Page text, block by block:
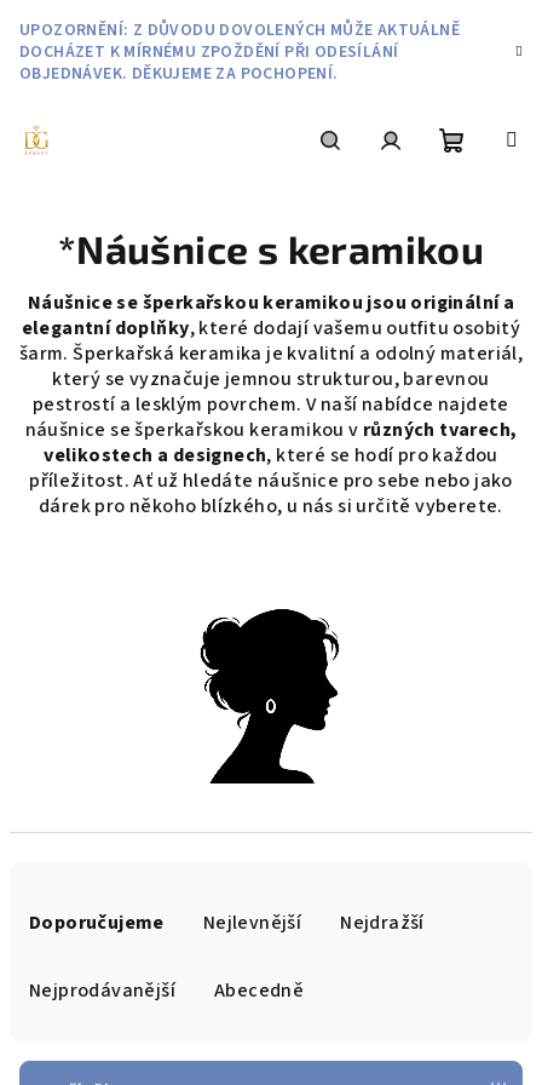
obsah
UPOZORNĚNÍ: Z DŮVODU DOVOLENÝCH MŮŽE AKTUÁLNĚ
DOCHÁZET K MÍRNÉMU ZPOŽDĚNÍ PŘI ODESÍLÁNÍ
OBJEDNÁVEK. DĚKUJEME ZA POCHOPENÍ.
košík
*Náušnice s keramikou
Náušnice se šperkařskou keramikou jsou originální a
elegantní doplňky, které dodají vašemu outfitu osobitý
šarm. Šperkařská keramika je kvalitní a odolný materiál,
který se vyznačuje jemnou strukturou, barevnou
pestrostí a lesklým povrchem. V naší nabídce najdete
náušnice se šperkařskou keramikou v různých tvarech,
velikostech a designech, které se hodí pro každou
příležitost. Ať už hledáte náušnice pro sebe nebo jako
dárek pro někoho blízkého, u nás si určitě vyberete.
Doporučujeme Nejlevnější Nejdražší
Nejprodávanější Abecedně